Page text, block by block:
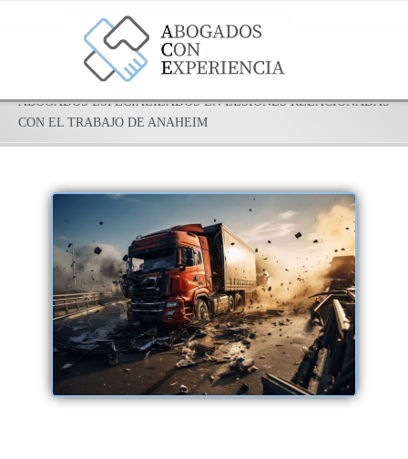
ABOGADOS ESPECIALIZADOS EN LESIONES RELACIONADAS
CON EL TRABAJO DE ANAHEIM